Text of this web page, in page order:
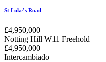
St Luke’s Road
£4,950,000
Notting Hill W11 Freehold
£4,950,000
Intercambiado